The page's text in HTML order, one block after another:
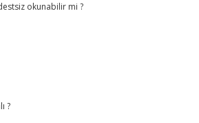
okunabilir mi ?
?